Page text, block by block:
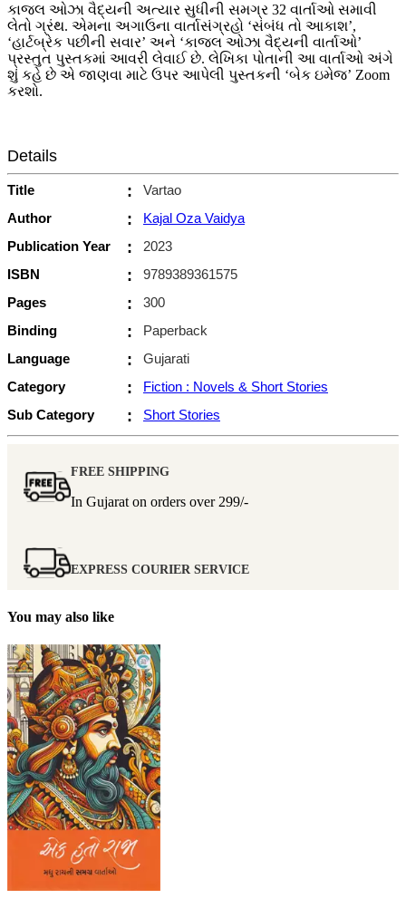
કાજલ ઓઝા વૈદ્યની અત્યાર સુધીની સમગ્ર 32 વાર્તાઓ સમાવી
લેતો ગ્રંથ. એમના અગાઉના વાર્તાસંગ્રહો ‘સંબંધ તો આકાશ’,
‘હાર્ટબ્રેક પછીની સવાર’ અને ‘કાજલ ઓઝા વૈદ્યની વાર્તાઓ’
પ્રસ્તુત પુસ્તકમાં આવરી લેવાઈ છે. લેખિકા પોતાની આ વાર્તાઓ અંગે
શું કહે છે એ જાણવા માટે ઉપર આપેલી પુસ્તકની ‘બેક ઇમેજ’ Zoom
કરશો.
Details
Title :
Vartao
Author
:
Kajal Oza Vaidya
Publication Year
:
2023
ISBN
:
9789389361575
Pages
:
300
Binding
:
Paperback
Language
:
Gujarati
Category
:
Fiction : Novels & Short Stories
Sub Category
: Short Stories
FREE SHIPPING
In Gujarat on orders over 299/-
EXPRESS COURIER SERVICE
You may also like